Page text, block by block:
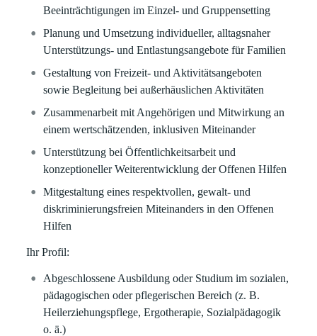
Beeinträchtigungen im Einzel- und Gruppensetting
Planung und Umsetzung individueller, alltagsnaher
Unterstützungs- und Entlastungsangebote für Familien
Gestaltung von Freizeit- und Aktivitätsangeboten
sowie Begleitung bei außerhäuslichen Aktivitäten
Zusammenarbeit mit Angehörigen und Mitwirkung an
einem wertschätzenden, inklusiven Miteinander
Unterstützung bei Öffentlichkeitsarbeit und
konzeptioneller Weiterentwicklung der Offenen Hilfen
Mitgestaltung eines respektvollen, gewalt- und
diskriminierungsfreien Miteinanders in den Offenen
Hilfen
Ihr Profil:
Abgeschlossene Ausbildung oder Studium im sozialen,
pädagogischen oder pflegerischen Bereich (z. B.
Heilerziehungspflege, Ergotherapie, Sozialpädagogik
o. ä.)